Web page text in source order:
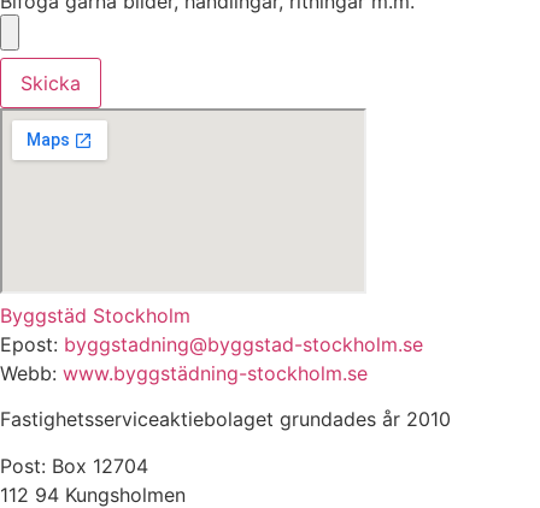
Skicka
Byggstäd Stockholm
Epost: byggstadning@byggstad-stockholm.se
Webb: www.byggstädning-stockholm.se
Fastighetsserviceaktiebolaget grundades år 2010
Post: Box 12704
112 94 Kungsholmen